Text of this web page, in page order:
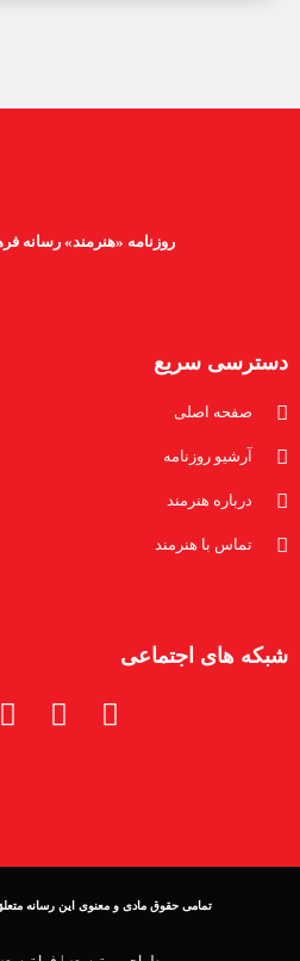
روزنامه «هنرمند» رسانه
دسترسی سریع
صفحه اصلی
آرشیو روزنامه
درباره هنرمند
تماس با هنرمند
شبکه های اجتماعی
تمامی حقوق مادی و معنوی این رسانه